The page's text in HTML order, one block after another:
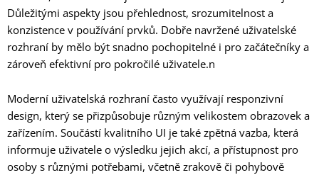
Důležitými aspekty jsou přehlednost, srozumitelnost a
konzistence v používání prvků. Dobře navržené uživatelské
rozhraní by mělo být snadno pochopitelné i pro začátečníky a
zároveň efektivní pro pokročilé uživatele.n
Moderní uživatelská rozhraní často využívají responzivní
design, který se přizpůsobuje různým velikostem obrazovek a
zařízením. Součástí kvalitního UI je také zpětná vazba, která
informuje uživatele o výsledku jejich akcí, a přístupnost pro
osoby s různými potřebami, včetně zrakově či pohybově